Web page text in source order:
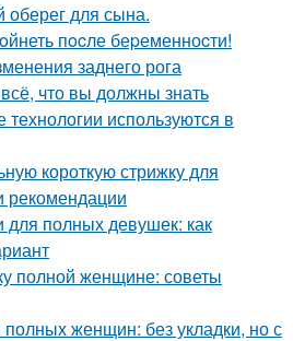
оберег для сына.
пocле беpеменноcти!
заднего рога
что вы должны знать
используются в
короткую стрижку для
рекомендации
для полных девушек: как
полной женщине: советы
женщин: без укладки, но с